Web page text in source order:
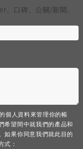
口碑、公關/新聞、
個人資料來管理你的帳
希望間中就我們的產品和
如果你同意我們就此目的
式：